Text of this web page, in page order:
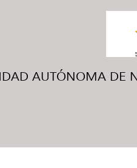
AUTÓNOMA DE